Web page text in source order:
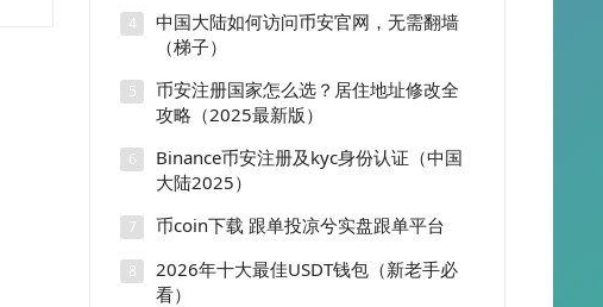
4
中国大陆如何访问币安官网，无需翻墙
（梯子）
5
币安注册国家怎么选？居住地址修改全
攻略（2025最新版）
6
Binance币安注册及kyc身份认证（中国
大陆2025）
7 币coin下载 跟单投凉兮实盘跟单平台
8
2026年十大最佳USDT钱包（新老手必
看）